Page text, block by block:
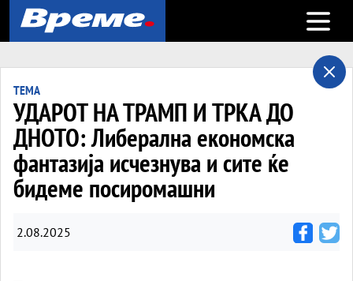
Open
ТЕМА
УДАРОТ НА ТРАМП И ТРКА ДО
ДНОТО: Либерална економска
фантазија исчезнува и сите ќе
бидеме посиромашни
2.08.2025